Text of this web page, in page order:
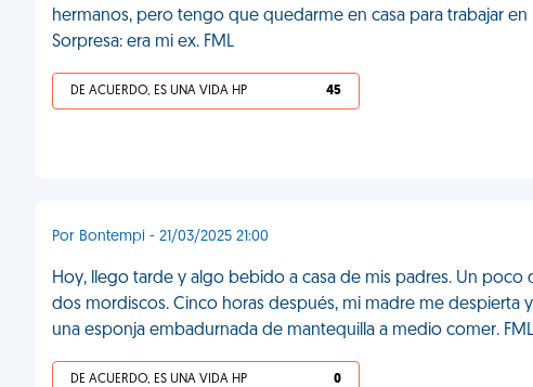
hermanos, pero tengo que quedarme en casa para trabajar
Sorpresa: era mi ex. FML
DE ACUERDO, ES UNA VIDA HP 45
Por Bontempi - 21/03/2025 21:00
Hoy, llego tarde y algo bebido a casa de mis padres. Un
dos mordiscos. Cinco horas después, mi madre me despierta
una esponja embadurnada de mantequilla a medio comer. FML
DE ACUERDO, ES UNA VIDA HP 0